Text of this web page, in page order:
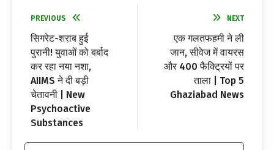
PREVIOUS
सिगरेट-शराब हुई
पुरानी! युवाओं को बर्बाद
कर रहा नया नशा,
AIIMS ने दी बड़ी
चेतावनी | New
Psychoactive
Substances
NEXT
एक गलतफहमी ने ली
जान, सीवेज में वायरस
और 400 फैक्ट्रियों पर
ताला | Top 5
Ghaziabad News